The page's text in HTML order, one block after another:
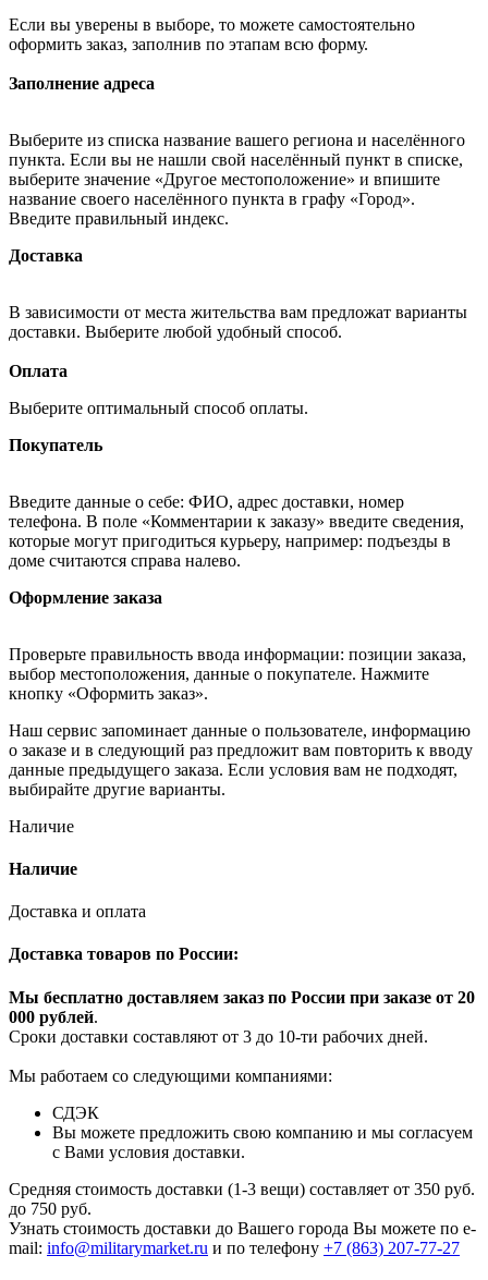
Если вы уверены в выборе, то можете самостоятельно
оформить заказ, заполнив по этапам всю форму.
Заполнение адреса
Выберите из списка название вашего региона и населённого
пункта. Если вы не нашли свой населённый пункт в списке,
выберите значение «Другое местоположение» и впишите
название своего населённого пункта в графу «Город».
Введите правильный индекс.
Доставка
В зависимости от места жительства вам предложат варианты
доставки. Выберите любой удобный способ.
Оплата
Выберите оптимальный способ оплаты.
Покупатель
Введите данные о себе: ФИО, адрес доставки, номер
телефона. В поле «Комментарии к заказу» введите сведения,
которые могут пригодиться курьеру, например: подъезды в
доме считаются справа налево.
Оформление заказа
Проверьте правильность ввода информации: позиции заказа,
выбор местоположения, данные о покупателе. Нажмите
кнопку «Оформить заказ».
Наш сервис запоминает данные о пользователе, информацию
о заказе и в следующий раз предложит вам повторить к вводу
данные предыдущего заказа. Если условия вам не подходят,
выбирайте другие варианты.
Наличие
Наличие
Доставка и оплата
Доставка товаров по России:
Мы бесплатно доставляем заказ по России при заказе от 20
000 рублей.
Сроки доставки составляют от 3 до 10-ти рабочих дней.
Мы работаем со следующими компаниями:
СДЭК
Вы можете предложить свою компанию и мы согласуем
с Вами условия доставки.
Средняя стоимость доставки (1-3 вещи) составляет от 350 руб.
до 750 руб.
Узнать стоимость доставки до Вашего города Вы можете по e-
mail: info@militarymarket.ru и по телефону +7 (863) 207-77-27